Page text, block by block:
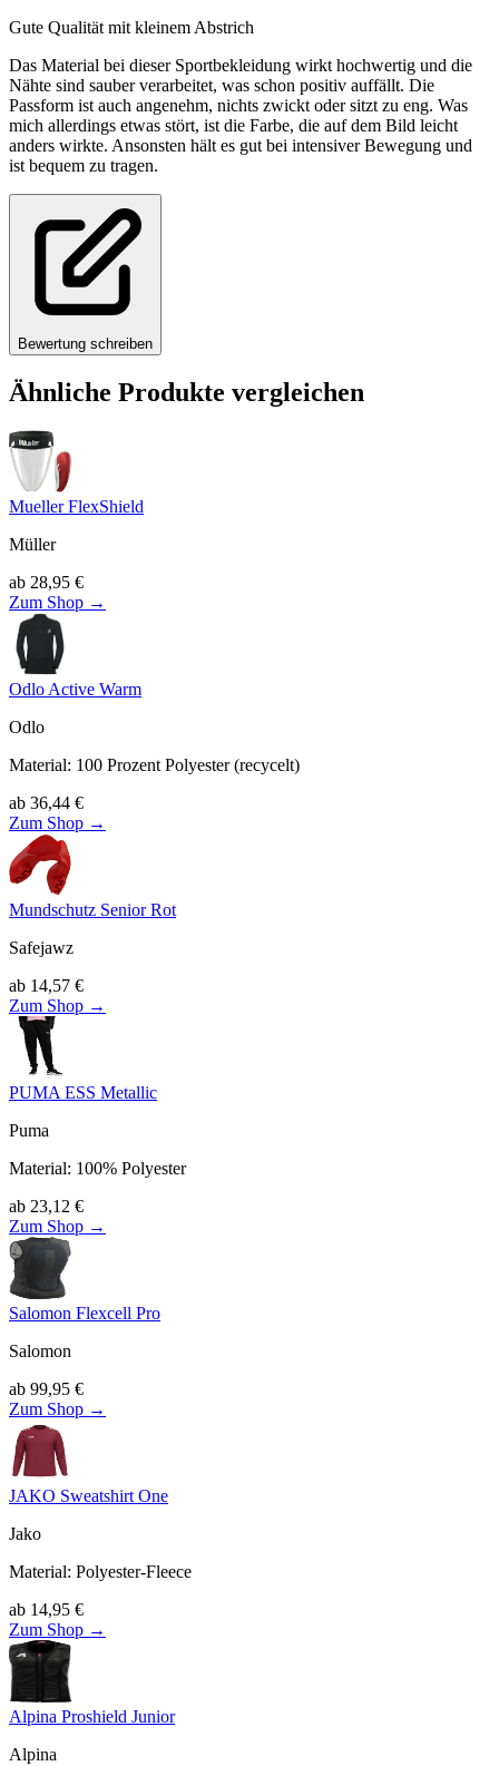
Gute Qualität mit kleinem Abstrich
Das Material bei dieser Sportbekleidung wirkt hochwertig und die
Nähte sind sauber verarbeitet, was schon positiv auffällt. Die
Passform ist auch angenehm, nichts zwickt oder sitzt zu eng. Was
mich allerdings etwas stört, ist die Farbe, die auf dem Bild leicht
anders wirkte. Ansonsten hält es gut bei intensiver Bewegung und
ist bequem zu tragen.
Bewertung schreiben
Ähnliche Produkte vergleichen
Mueller FlexShield
Müller
ab 28,95 €
Zum Shop →
Odlo Active Warm
Odlo
Material: 100 Prozent Polyester (recycelt)
ab 36,44 €
Zum Shop →
Mundschutz Senior Rot
Safejawz
ab 14,57 €
Zum Shop →
PUMA ESS Metallic
Puma
Material: 100% Polyester
ab 23,12 €
Zum Shop →
Salomon Flexcell Pro
Salomon
ab 99,95 €
Zum Shop →
JAKO Sweatshirt One
Jako
Material: Polyester-Fleece
ab 14,95 €
Zum Shop →
Alpina Proshield Junior
Alpina